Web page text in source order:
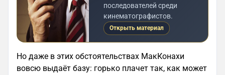
последователей среди
кинематографистов.
Открыть материал
Но даже в этих обстоятельствах МакКонахи
вовсю выдаёт базу: горько плачет так, как может